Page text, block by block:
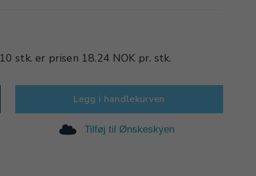
10 stk. er prisen 18.24 NOK pr. stk.
Legg i handlekurven
Tilføj til Ønskeskyen